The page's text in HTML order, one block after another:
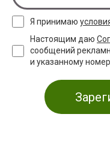
Я принимаю
Настоящим даю
сообщений
и указанному